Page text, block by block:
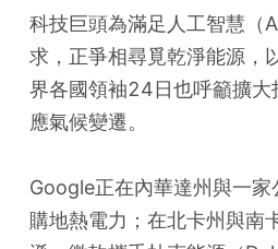
科技巨頭為滿足人工智慧（
求，正爭相尋覓乾淨能源，
界各國領袖24日也呼籲擴大
應氣候變遷。
Google正在內華達州與一
購地熱電力；在北卡州與南